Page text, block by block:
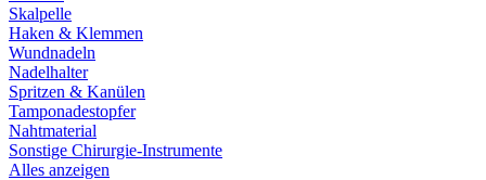
Skalpelle
Haken & Klemmen
Wundnadeln
Nadelhalter
Spritzen & Kanülen
Tamponadestopfer
Nahtmaterial
Sonstige Chirurgie-Instrumente
Alles anzeigen